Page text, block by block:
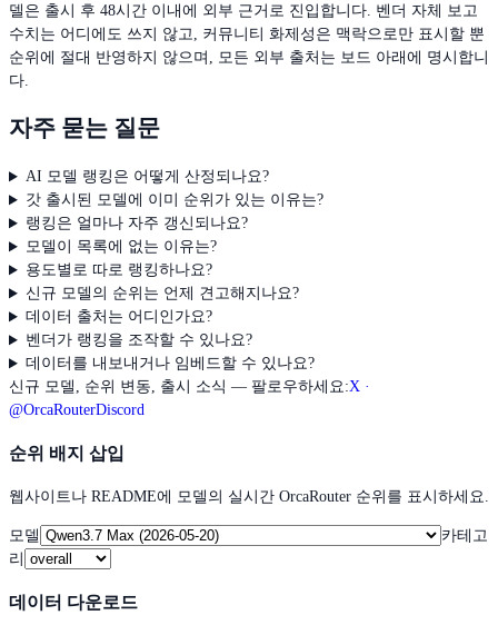
델은 출시 후 48시간 이내에 외부 근거로 진입합니다. 벤더 자체 보고
수치는 어디에도 쓰지 않고, 커뮤니티 화제성은 맥락으로만 표시할 뿐
순위에 절대 반영하지 않으며, 모든 외부 출처는 보드 아래에 명시합니
다.
자주 묻는 질문
AI 모델 랭킹은 어떻게 산정되나요?
갓 출시된 모델에 이미 순위가 있는 이유는?
랭킹은 얼마나 자주 갱신되나요?
모델이 목록에 없는 이유는?
용도별로 따로 랭킹하나요?
신규 모델의 순위는 언제 견고해지나요?
데이터 출처는 어디인가요?
벤더가 랭킹을 조작할 수 있나요?
데이터를 내보내거나 임베드할 수 있나요?
신규 모델, 순위 변동, 출시 소식 — 팔로우하세요:X ·
@OrcaRouterDiscord
순위 배지 삽입
웹사이트나 README에 모델의 실시간 OrcaRouter 순위를 표시하세요.
모델
카테고
리
데이터 다운로드